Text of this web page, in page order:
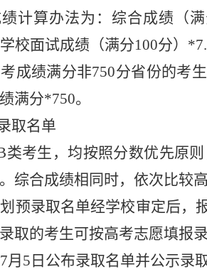
计算办法为：综合成绩（
学校面试成绩（满分100分）
成绩满分非750分省份的考
满分*750。
取名单
类考生， 均按照分数优先原
综合成绩相同时，依次比较
预录取名单经学校审定后，
取的考生可按高考志愿填报
7月 5 日公布录取名单并公示录